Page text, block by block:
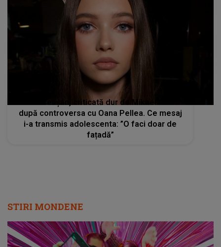
Alina Ceușan, criticată dur de Mikaela Albu
după controversa cu Oana Pellea. Ce mesaj
i-a transmis adolescenta: ”O faci doar de
fațadă”
STIRI MONDENE